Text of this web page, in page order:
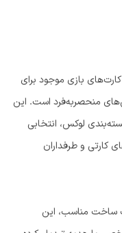
بازی موجود برای
منحصربه‌فرد است. این
لوکس، انتخابی
کارتی و طرفداران
ساخت مناسب، این